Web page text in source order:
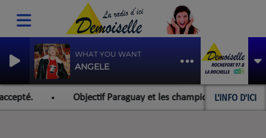
WHAT YOU WANT
ANGELE
L'INFO D'ICI
Objectif Paraguay et les championnats du